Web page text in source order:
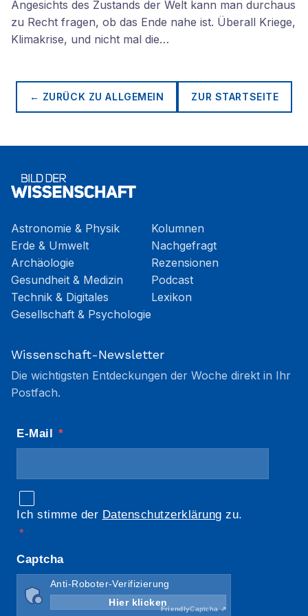
Angesichts des Zustands der Welt kann man durchaus
zu Recht fragen, ob das Ende nahe ist. Überall Kriege,
Klimakrise, und nicht mal die…
← ZURÜCK ZUALLGEMEIN ZUR STARTSEITE
Astronomie & Physik
Erde & Umwelt
Archäologie
Gesundheit & Medizin
Technik & Digitales
Gesellschaft & Psychologie
Kolumnen
Nachgefragt
Rezensionen
Podcast
Lexikon
Wissenschaft-Newsletter
Die wichtigsten Entdeckungen der Woche direkt in Ihr
Postfach.